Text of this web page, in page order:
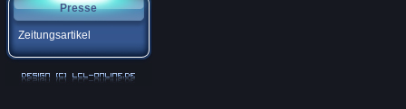
Presse
Zeitungsartikel